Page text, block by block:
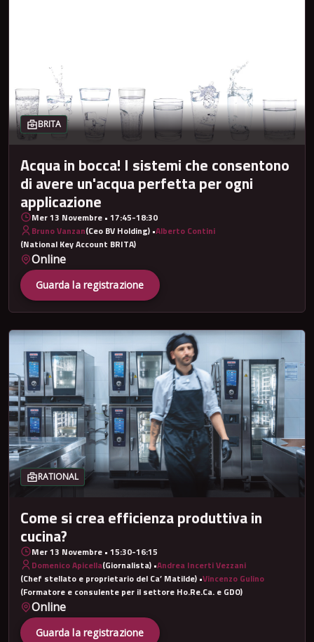
BRITA
Acqua in bocca! I sistemi che consentono
di avere un'acqua perfetta per ogni
applicazione
Mer 13 Novembre • 17:45-18:30
Bruno Vanzan(Ceo BV Holding) •Alberto Contini
(National Key Account BRITA)
Online
Guarda la registrazione
RATIONAL
Come si crea efficienza produttiva in
cucina?
Mer 13 Novembre • 15:30-16:15
Domenico Apicella(Giornalista) •Andrea Incerti Vezzani
(Chef stellato e proprietario del Ca’ Matilde) •Vincenzo Gulino
(Formatore e consulente per il settore Ho.Re.Ca. e GDO)
Online
Guarda la registrazione